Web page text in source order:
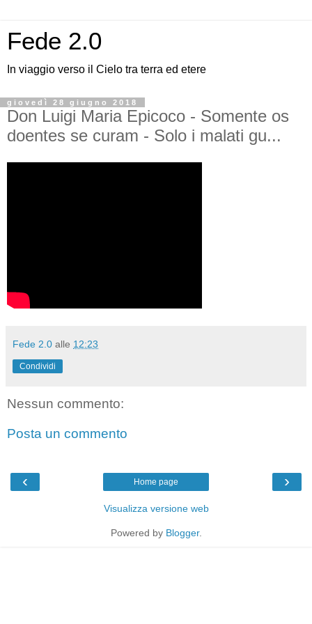
Fede 2.0
In viaggio verso il Cielo tra terra ed etere
giovedì 28 giugno 2018
Don Luigi Maria Epicoco - Somente os
doentes se curam - Solo i malati gu...
Fede 2.0 alle 12:23
Condividi
Nessun commento:
Posta un commento
‹ ›
Home page
Visualizza versione web
Powered by Blogger.